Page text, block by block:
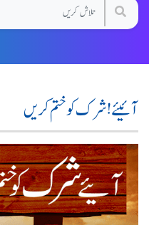
آئیئے! شرک کو ختم کریں